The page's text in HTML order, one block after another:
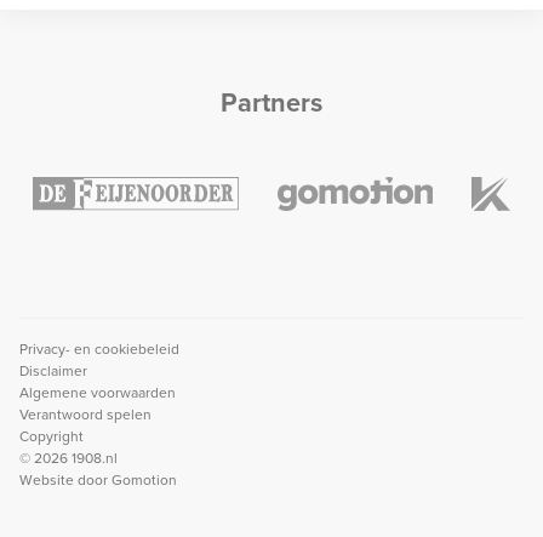
Partners
Privacy- en cookiebeleid
Disclaimer
Algemene voorwaarden
Verantwoord spelen
Copyright
© 2026 1908.nl
Website doorGomotion